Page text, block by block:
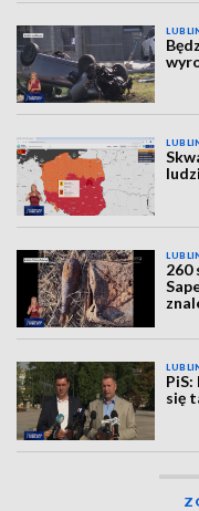
260
się